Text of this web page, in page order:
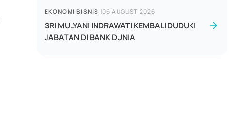
EKONOMI BISNIS |06 AUGUST 2026
SRI MULYANI INDRAWATI KEMBALI DUDUKI
JABATAN DI BANK DUNIA